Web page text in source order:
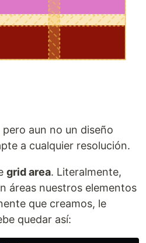
aun no un diseño
a cualquier resolución.
grid area. Literalmente,
áreas nuestros elementos
que creamos, le
quedar así: